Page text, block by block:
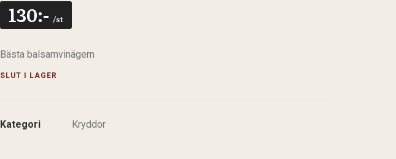
130:- /st
Bästa balsamvinägern
SLUT I LAGER
Kategori Kryddor